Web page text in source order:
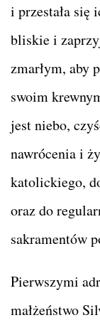
i przestała się
bliskie i
zmarłym, aby
swoim
jest niebo,
nawrócenia i
katolickiego,
oraz do
sakramentów
Pierwszymi
małżeństwo